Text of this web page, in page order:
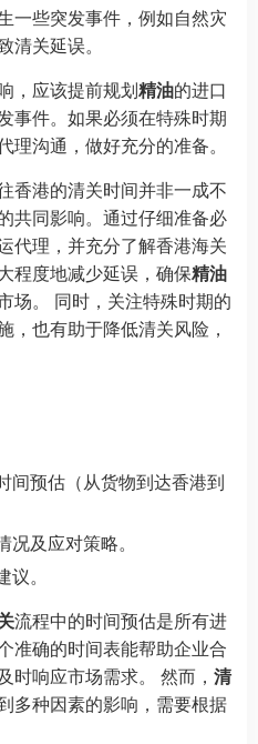
一些突发事件，例如自然灾
关延误。
，应该提前规划精油的进口
事件。如果必须在特殊时期
理沟通，做好充分的准备。
香港的清关时间并非一成不
共同影响。通过仔细准备必
代理，并充分了解香港海关
程度地减少延误，确保精油
场。 同时，关注特殊时期的
，也有助于降低清关风险，
间预估（从货物到达香港到
及应对策略。
。
流程中的时间预估是所有进
准确的时间表能帮助企业合
时响应市场需求。 然而， 清
多种因素的影响，需要根据